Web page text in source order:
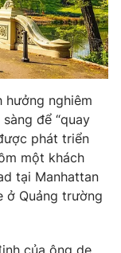
hưởng nghiêm
để “quay
phát triển
một khách
tại Manhattan
ở Quảng trường